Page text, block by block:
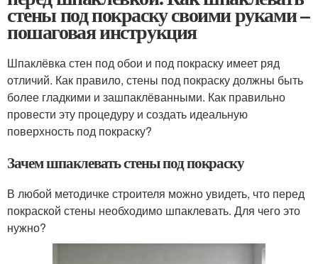
стены под покраску своими руками –
пошаговая инструкция
Шпаклёвка стен под обои и под покраску имеет ряд
отличий. Как правило, стены под покраску должны быть
более гладкими и зашпаклёванными. Как правильно
провести эту процедуру и создать идеальную
поверхность под покраску?
Зачем шпаклевать стены под покраску
В любой методичке строителя можно увидеть, что перед
покраской стены необходимо шпаклевать. Для чего это
нужно?